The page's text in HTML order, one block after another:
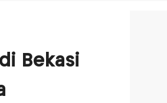
Bekasi